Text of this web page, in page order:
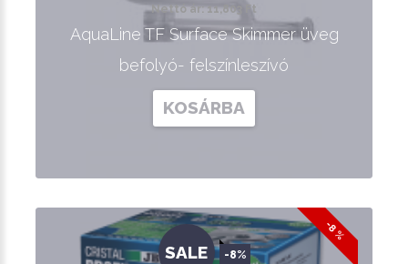
Nettó ár: 11,803 Ft
AquaLine TF Surface Skimmer üveg
befolyó- felszínleszívó
KOSÁRBA
-8 %
SALE -8%